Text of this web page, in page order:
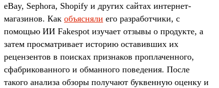
eBay, Sephora, Shopify и других сайтах интернет-
магазинов. Как объясняли его разработчики, с
помощью ИИ Fakespot изучает отзывы о продукте, а
затем просматривает историю оставивших их
рецензентов в поисках признаков проплаченного,
сфабрикованного и обманного поведения. После
такого анализа обзоры получают буквенную оценку и